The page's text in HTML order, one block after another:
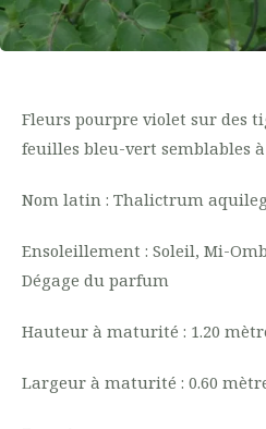
Fleurs pourpre violet sur des
feuilles bleu-vert semblables à
Nom latin : Thalictrum
Ensoleillement : Soleil, Mi-
Dégage du parfum
Hauteur à maturité : 1.20
Largeur à maturité : 0.60